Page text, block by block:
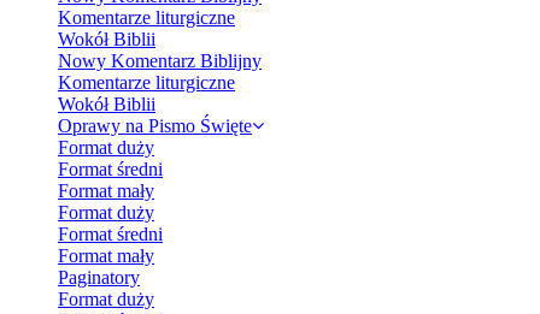
Komentarze liturgiczne
Wokół Biblii
Nowy Komentarz Biblijny
Komentarze liturgiczne
Wokół Biblii
Oprawy na Pismo Święte
Format duży
Format średni
Format mały
Format duży
Format średni
Format mały
Paginatory
Format duży